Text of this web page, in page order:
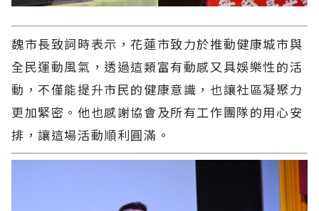
魏市長致詞時表示，花蓮市致力於推動健康城市與
全民運動風氣，透過這類富有動感又具娛樂性的活
動，不僅能提升市民的健康意識，也讓社區凝聚力
更加緊密。他也感謝協會及所有工作團隊的用心安
排，讓這場活動順利圓滿。